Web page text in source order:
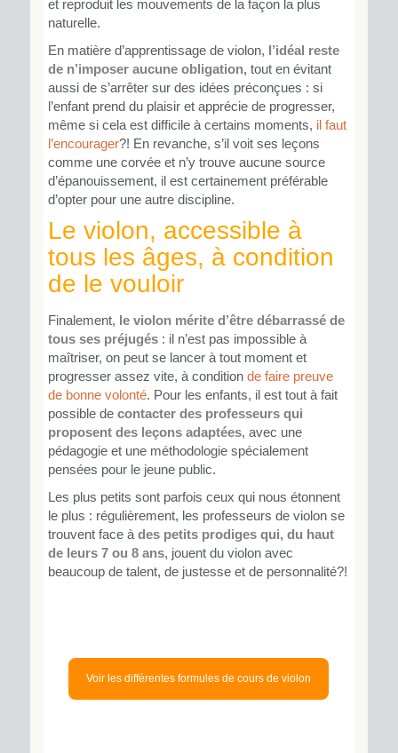
et reproduit les mouvements de la façon la plus
naturelle.
En matière d’apprentissage de violon, l’idéal reste
de n’imposer aucune obligation, tout en évitant
aussi de s’arrêter sur des idées préconçues : si
l’enfant prend du plaisir et apprécie de progresser,
même si cela est difficile à certains moments, il faut
l’encourager?! En revanche, s’il voit ses leçons
comme une corvée et n’y trouve aucune source
d’épanouissement, il est certainement préférable
d’opter pour une autre discipline.
Le violon, accessible à
tous les âges, à condition
de le vouloir
Finalement, le violon mérite d’être débarrassé de
tous ses préjugés: il n’est pas impossible à
maîtriser, on peut se lancer à tout moment et
progresser assez vite, à condition de faire preuve
de bonne volonté. Pour les enfants, il est tout à fait
possible de contacter des professeurs qui
proposent des leçons adaptées, avec une
pédagogie et une méthodologie spécialement
pensées pour le jeune public.
Les plus petits sont parfois ceux qui nous étonnent
le plus : régulièrement, les professeurs de violon se
trouvent face à des petits prodiges qui, du haut
de leurs 7 ou 8 ans, jouent du violon avec
beaucoup de talent, de justesse et de personnalité?!
Voir les différentes formules de cours de violon